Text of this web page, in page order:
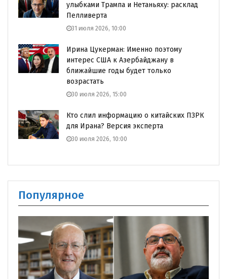
улыбками Трампа и Нетаньяху: расклад
Пелливерта
31 июля 2026, 10:00
Ирина Цукерман: Именно поэтому
интерес США к Азербайджану в
ближайшие годы будет только
возрастать
30 июля 2026, 15:00
Кто слил информацию о китайских ПЗРК
для Ирана? Версия эксперта
30 июля 2026, 10:00
Популярное